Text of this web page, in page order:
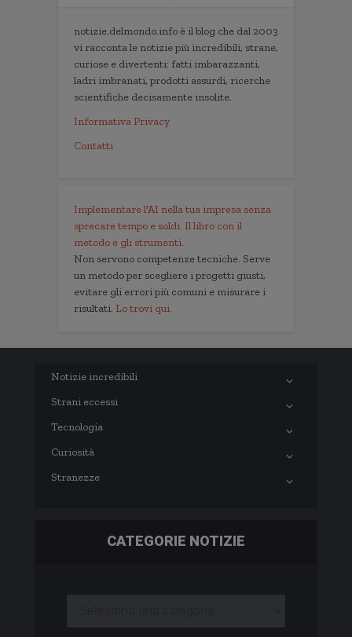
notizie.delmondo.info è il blog che dal 2003
vi racconta le notizie più incredibili, strane,
curiose e divertenti: fatti imbarazzanti,
ladri imbranati, prodotti assurdi, ricerche
scientifiche decisamente insolite.
Informativa Privacy
Contatti
Implementare l'AI nella tua impresa senza
sprecare tempo e soldi. Il libro con il
metodo e gli strumenti.
Non servono competenze tecniche. Serve
un metodo per scegliere i progetti giusti,
evitare gli errori più comuni e misurare i
risultati. Lo trovi qui.
Notizie incredibili
Strani eccessi
Tecnologia
Curiosità
Stranezze
CATEGORIE NOTIZIE